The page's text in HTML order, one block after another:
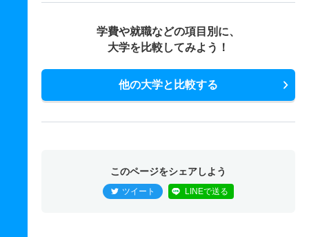
学費や就職などの項目別に、
大学を比較してみよう！
他の大学と比較する
このページをシェアしよう
ツイート LINEで送る